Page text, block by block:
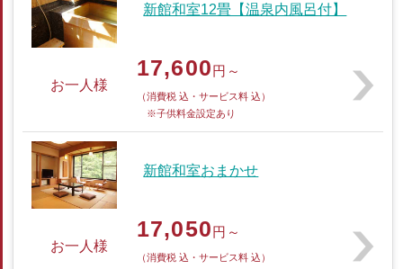
新館和室12畳【温泉内風呂付】
お一人様
17,600円～
（消費税 込・サービス料 込）
※子供料金設定あり
新館和室おまかせ
お一人様
17,050円～
（消費税 込・サービス料 込）